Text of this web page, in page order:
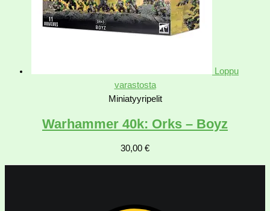
Loppu
varastosta
Miniatyyripelit
Warhammer 40k: Orks – Boyz
30,00 €